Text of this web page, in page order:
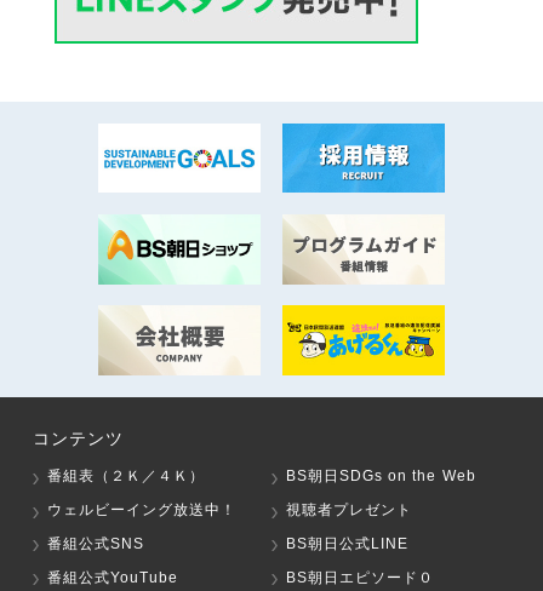
コンテンツ
番組表（２Ｋ／４Ｋ）
BS朝日SDGs on the Web
ウェルビーイング放送中！
視聴者プレゼント
番組公式SNS
BS朝日公式LINE
番組公式YouTube
BS朝日エピソード０